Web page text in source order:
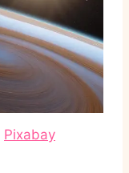
Pixabay